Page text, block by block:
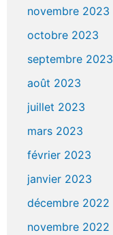
novembre 2023
octobre 2023
septembre 2023
août 2023
juillet 2023
mars 2023
février 2023
janvier 2023
décembre 2022
novembre 2022